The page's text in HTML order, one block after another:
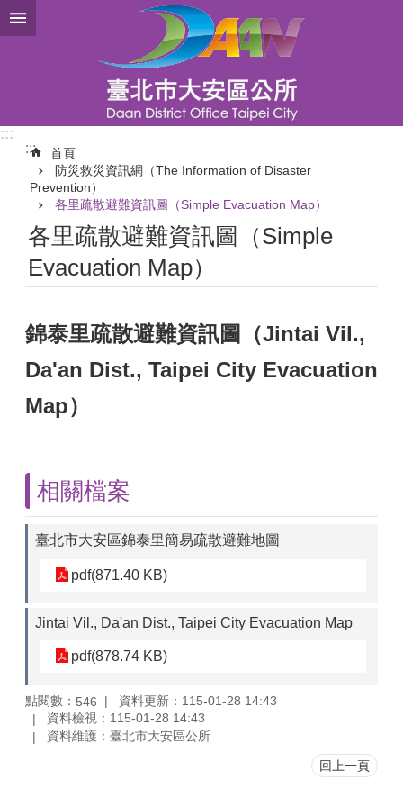
跳到主要內容區塊
:::
:::
首頁
防災救災資訊網（The Information of Disaster
Prevention）
各里疏散避難資訊圖（Simple Evacuation Map）
各里疏散避難資訊圖（Simple
Evacuation Map）
錦泰里疏散避難資訊圖（Jintai Vil.,
Da'an Dist., Taipei City Evacuation
Map）
相關檔案
臺北市大安區錦泰里簡易疏散避難地圖
pdf(871.40 KB)
Jintai Vil., Da'an Dist., Taipei City Evacuation Map
pdf(878.74 KB)
點閱數： 546
資料更新：115-01-28 14:43
資料檢視：115-01-28 14:43
資料維護：臺北市大安區公所
回上一頁